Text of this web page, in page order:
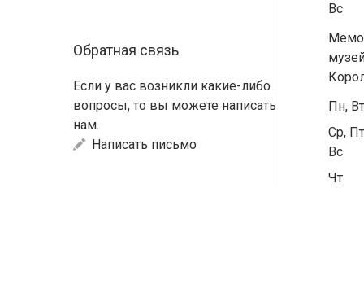
Обратная связь
Если у вас возникли какие-либо
вопросы, то вы можете написать
нам.
Написать письмо
Вс
Пн,
Ср,
Вс
Чт